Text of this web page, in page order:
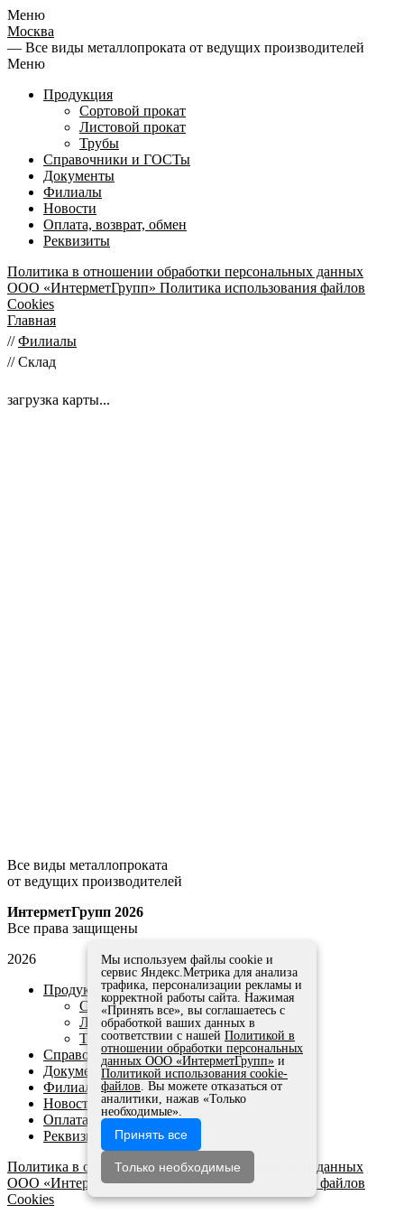
Меню
Москва
— Все виды металлопроката от ведущих производителей
Меню
Продукция
Сортовой прокат
Листовой прокат
Трубы
Справочники и ГОСТы
Документы
Филиалы
Новости
Оплата, возврат, обмен
Реквизиты
Политика в отношении обработки персональных данных
ООО «ИнтерметГрупп» Политика использования файлов
Cookies
Главная
// Филиалы
// Склад
загрузка карты...
Все виды металлопроката
от ведущих производителей
ИнтерметГрупп 2026
Все права защищены
2026
Продукция
Сортовой прокат
Листовой прокат
Трубы
Справочники и ГОСТы
Документы
Филиалы
Новости
Оплата, возврат, обмен
Реквизиты
Политика в отношении обработки персональных данных
ООО «ИнтерметГрупп» Политика использования файлов
Cookies
Мы используем файлы cookie и
сервис Яндекс.Метрика для анализа
трафика, персонализации рекламы и
корректной работы сайта. Нажимая
«Принять все», вы соглашаетесь с
обработкой ваших данных в
соответствии с нашей Политикой в
отношении обработки персональных
данных ООО «ИнтерметГрупп» и
Политикой использования cookie-
файлов. Вы можете отказаться от
аналитики, нажав «Только
необходимые».
Принять все
Только необходимые